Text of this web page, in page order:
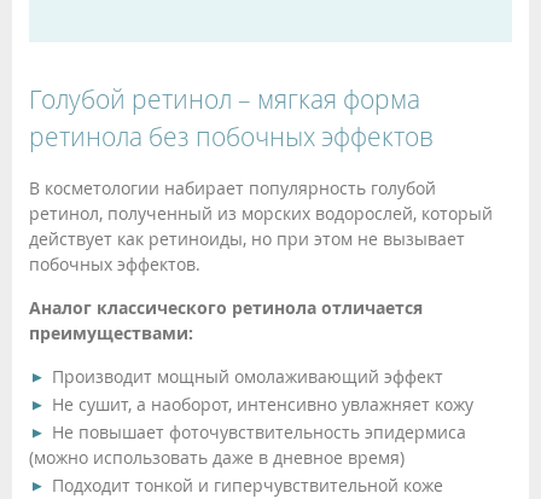
Голубой ретинол – мягкая форма
ретинола без побочных эффектов
В косметологии набирает популярность голубой
ретинол, полученный из морских водорослей, который
действует как ретиноиды, но при этом не вызывает
побочных эффектов.
Аналог классического ретинола отличается
преимуществами:
Производит мощный омолаживающий эффект
Не сушит, а наоборот, интенсивно увлажняет кожу
Не повышает фоточувствительность эпидермиса
(можно использовать даже в дневное время)
Подходит тонкой и гиперчувствительной коже